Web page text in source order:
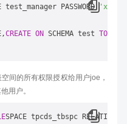
test_manager PASSWORD
CREATE ON SCHEMA test TO
间的所有权限授权给用户joe，
用户。
SPACE tpcds_tbspc RELATIVE